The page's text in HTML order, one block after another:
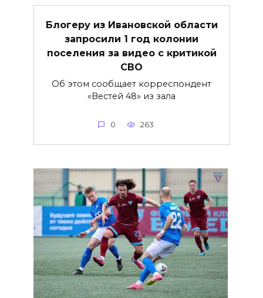
Блогеру из Ивановской области
запросили 1 год колонии
поселения за видео с критикой
СВО
Об этом сообщает корреспондент
«Вестей 48» из зала
0 263